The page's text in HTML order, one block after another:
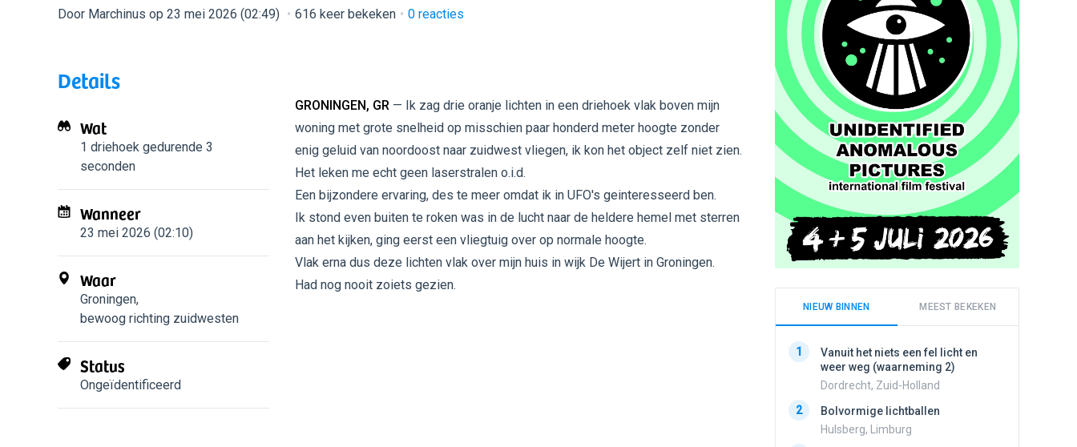
Door Marchinus op 23 mei 2026 (02:49) 616 keer bekeken 0 reacties
Details
Wat
1 driehoek gedurende 3
seconden
Wanneer
23 mei 2026 (02:10)
Waar
Groningen,
bewoog richting zuidwesten
Status
Ongeïdentificeerd
GRONINGEN, GR— Ik zag drie oranje lichten in een driehoek vlak boven mijn
woning met grote snelheid op misschien paar honderd meter hoogte zonder
enig geluid van noordoost naar zuidwest vliegen, ik kon het object zelf niet zien.
Het leken me echt geen laserstralen o.i.d.
Een bijzondere ervaring, des te meer omdat ik in UFO's geinteresseerd ben.
Ik stond even buiten te roken was in de lucht naar de heldere hemel met sterren
aan het kijken, ging eerst een vliegtuig over op normale hoogte.
Vlak erna dus deze lichten vlak over mijn huis in wijk De Wijert in Groningen.
Had nog nooit zoiets gezien.
NIEUW BINNEN MEEST BEKEKEN
1
Vanuit het niets een fel licht en
weer weg (waarneming 2)
Dordrecht, Zuid-Holland
2
Bolvormige lichtballen
Hulsberg, Limburg